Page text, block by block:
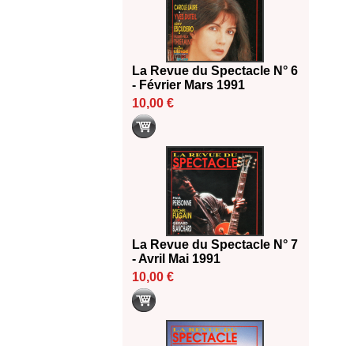
La Revue du Spectacle N° 6
- Février Mars 1991
10,00 €
La Revue du Spectacle N° 7
- Avril Mai 1991
10,00 €